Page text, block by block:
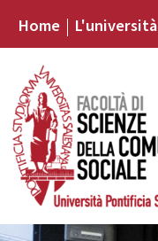
Home L'università